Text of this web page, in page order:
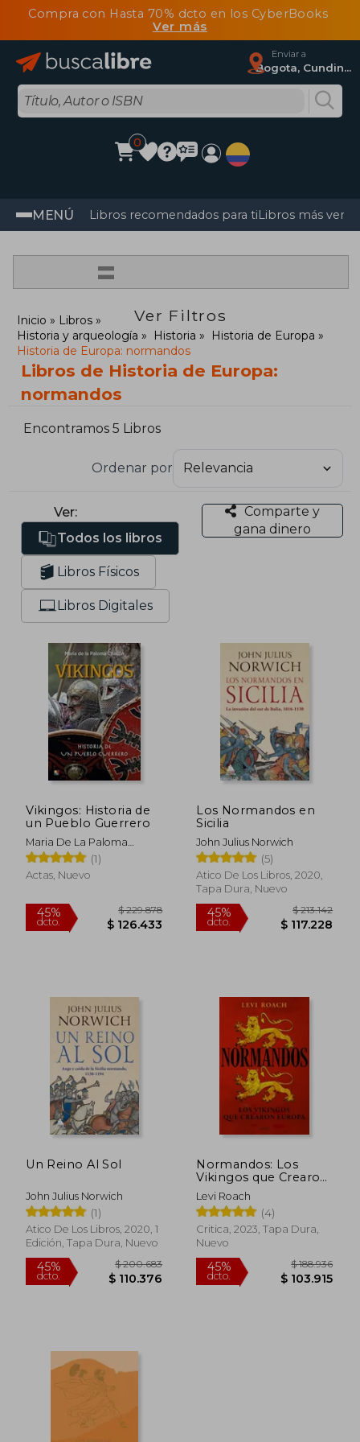
Compra con Hasta 70% dcto en los CyberBooks
Ver más
Enviar a
Bogota, Cundinamarca
0
MENÚ Libros recomendados para tiLibros más
=
Ver Filtros
Inicio
Libros
Historia y arqueología
Historia
Historia de Europa
Historia de Europa: normandos
Libros de Historia de Europa:
normandos
Encontramos 5 Libros
Ordenar por
Ver:
Todos los libros
Libros Físicos
Libros Digitales
Comparte y
gana dinero
Vikingos: Historia de
un Pueblo Guerrero
Maria De La Paloma
Chacon
(1)
Actas, Nuevo
45%
dcto. $ 126.433
Los Normandos en
Sicilia
John Julius Norwich
(5)
Atico De Los Libros, 2020,
Tapa Dura, Nuevo
45%
dcto.
Un Reino Al Sol
John Julius Norwich
(1)
Atico De Los Libros, 2020, 1
Edición, Tapa Dura, Nuevo
$ 110.376
Normandos: Los
Vikingos que Crearon
Europa
Levi Roach
(4)
Critica, 2023, Tapa Dura,
Nuevo